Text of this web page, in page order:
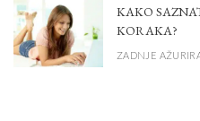
KAKO
KORAKA?
ZADNJE